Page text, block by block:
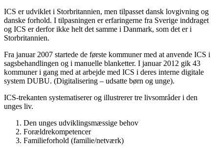
ICS er udviklet i Storbritannien, men tilpasset dansk lovgivning og
danske forhold. I tilpasningen er erfaringerne fra Sverige inddraget
og ICS er derfor ikke helt det samme i Danmark, som det er i
Storbritannien.
Fra januar 2007 startede de første kommuner med at anvende ICS i
sagsbehandlingen og i manuelle blanketter. I januar 2012 gik 43
kommuner i gang med at arbejde med ICS i deres interne digitale
system DUBU. (Digitalisering – udsatte børn og unge).
ICS-trekanten systematiserer og illustrerer tre livsområder i den
unges liv.
Den unges udviklingsmæssige behov
Forældrekompetencer
Familieforhold (familie/netværk)